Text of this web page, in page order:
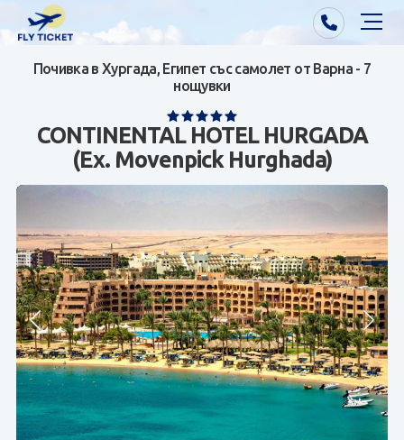
Почивки от Варна
Почивки от София/Пловдив/Бургас
Визи
Контакти
За нас
ЗАПИТВАНЕ
Почивка в Хургада, Египет със самолет от Варна - 7
нощувки
CONTINENTAL HOTEL HURGADA
(Ex. Movenpick Hurghada)